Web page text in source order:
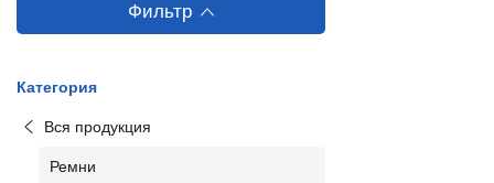
Фильтр
Категория
Вся продукция
Ремни